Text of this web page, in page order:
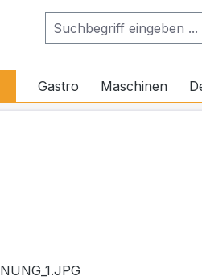
Gastro Maschinen